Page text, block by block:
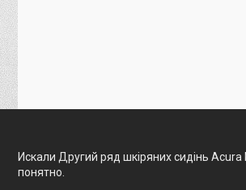
Искали Другий ряд шкіряних сидінь
понятно.